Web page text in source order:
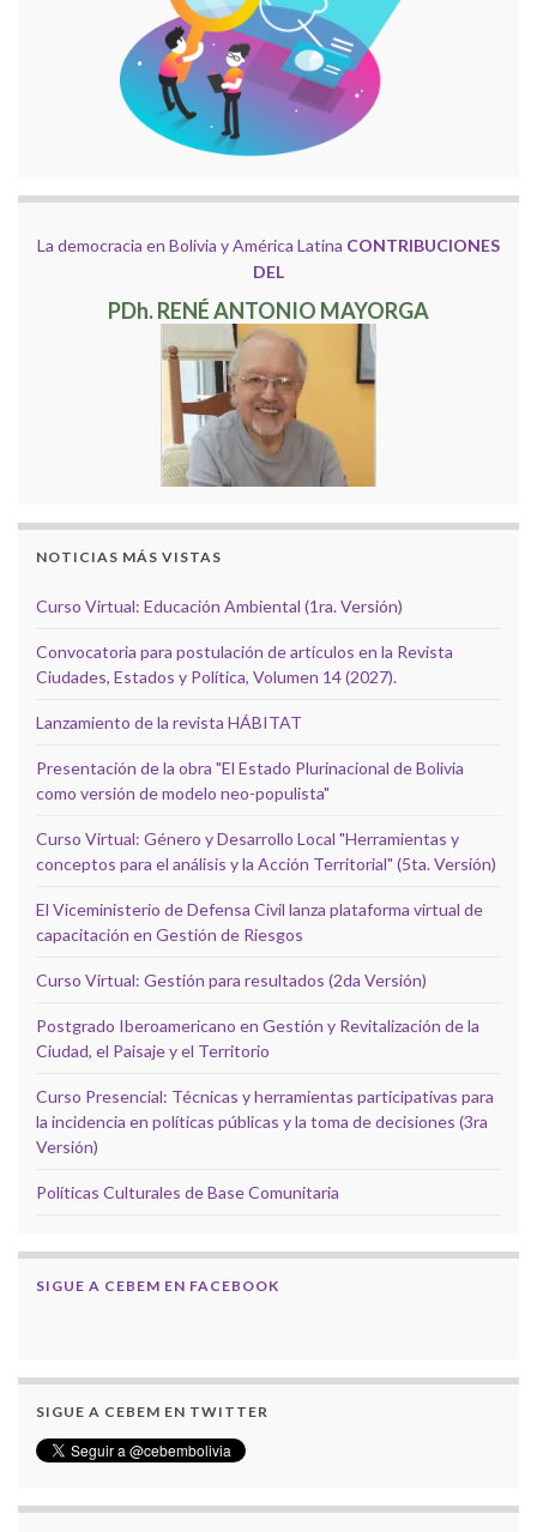
La democracia en Bolivia y América Latina CONTRIBUCIONES
DEL
PDh. RENÉ ANTONIO MAYORGA
NOTICIAS MÁS VISTAS
Curso Virtual: Educación Ambiental (1ra. Versión)
Convocatoria para postulación de artículos en la Revista
Ciudades, Estados y Política, Volumen 14 (2027).
Lanzamiento de la revista HÁBITAT
Presentación de la obra "El Estado Plurinacional de Bolivia
como versión de modelo neo-populista"
Curso Virtual: Género y Desarrollo Local "Herramientas y
conceptos para el análisis y la Acción Territorial" (5ta. Versión)
El Viceministerio de Defensa Civil lanza plataforma virtual de
capacitación en Gestión de Riesgos
Curso Virtual: Gestión para resultados (2da Versión)
Postgrado Iberoamericano en Gestión y Revitalización de la
Ciudad, el Paisaje y el Territorio
Curso Presencial: Técnicas y herramientas participativas para
la incidencia en políticas públicas y la toma de decisiones (3ra
Versión)
Políticas Culturales de Base Comunitaria
SIGUE A CEBEM EN FACEBOOK
SIGUE A CEBEM EN TWITTER